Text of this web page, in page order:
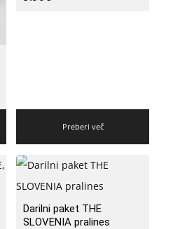
Preberi več
Darilni paket THE
SLOVENIA pralines